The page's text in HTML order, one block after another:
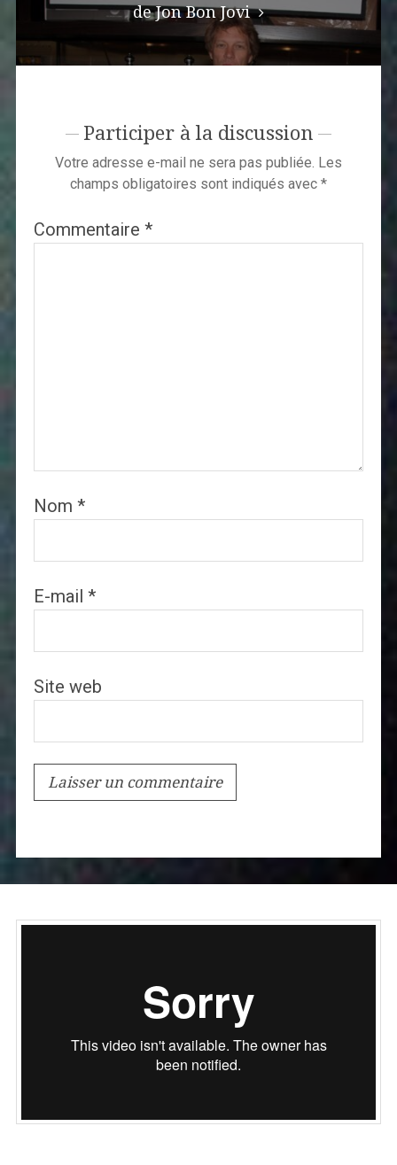
de Jon Bon Jovi
Participer à la discussion
Votre adresse e-mail ne sera pas publiée. Les
champs obligatoires sont indiqués avec *
Commentaire *
Nom *
E-mail *
Site web